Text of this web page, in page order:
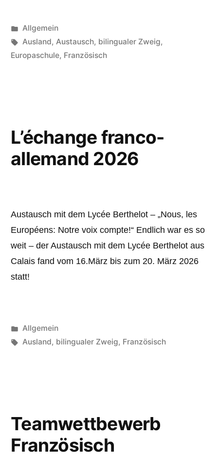
Veröffentlicht
unter
Allgemein
Schlagwörter:
Ausland, Austausch, bilingualer Zweig,
Europaschule, Französisch
L’échange franco-
allemand 2026
Austausch mit dem Lycée Berthelot – „Nous, les
Européens: Notre voix compte!“ Endlich war es so
weit – der Austausch mit dem Lycée Berthelot aus
Calais fand vom 16.März bis zum 20. März 2026
statt!
Veröffentlicht
unter
Allgemein
Schlagwörter:
Ausland, bilingualer Zweig, Französisch
Teamwettbewerb
Französisch